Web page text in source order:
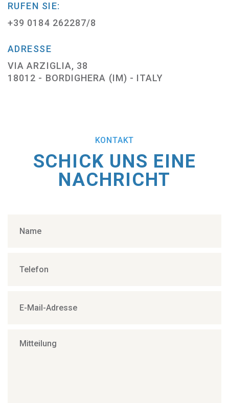
RUFEN SIE:
+39 0184 262287/8
ADRESSE
VIA ARZIGLIA, 38
18012 - BORDIGHERA (IM) - ITALY
KONTAKT
SCHICK UNS EINE
NACHRICHT